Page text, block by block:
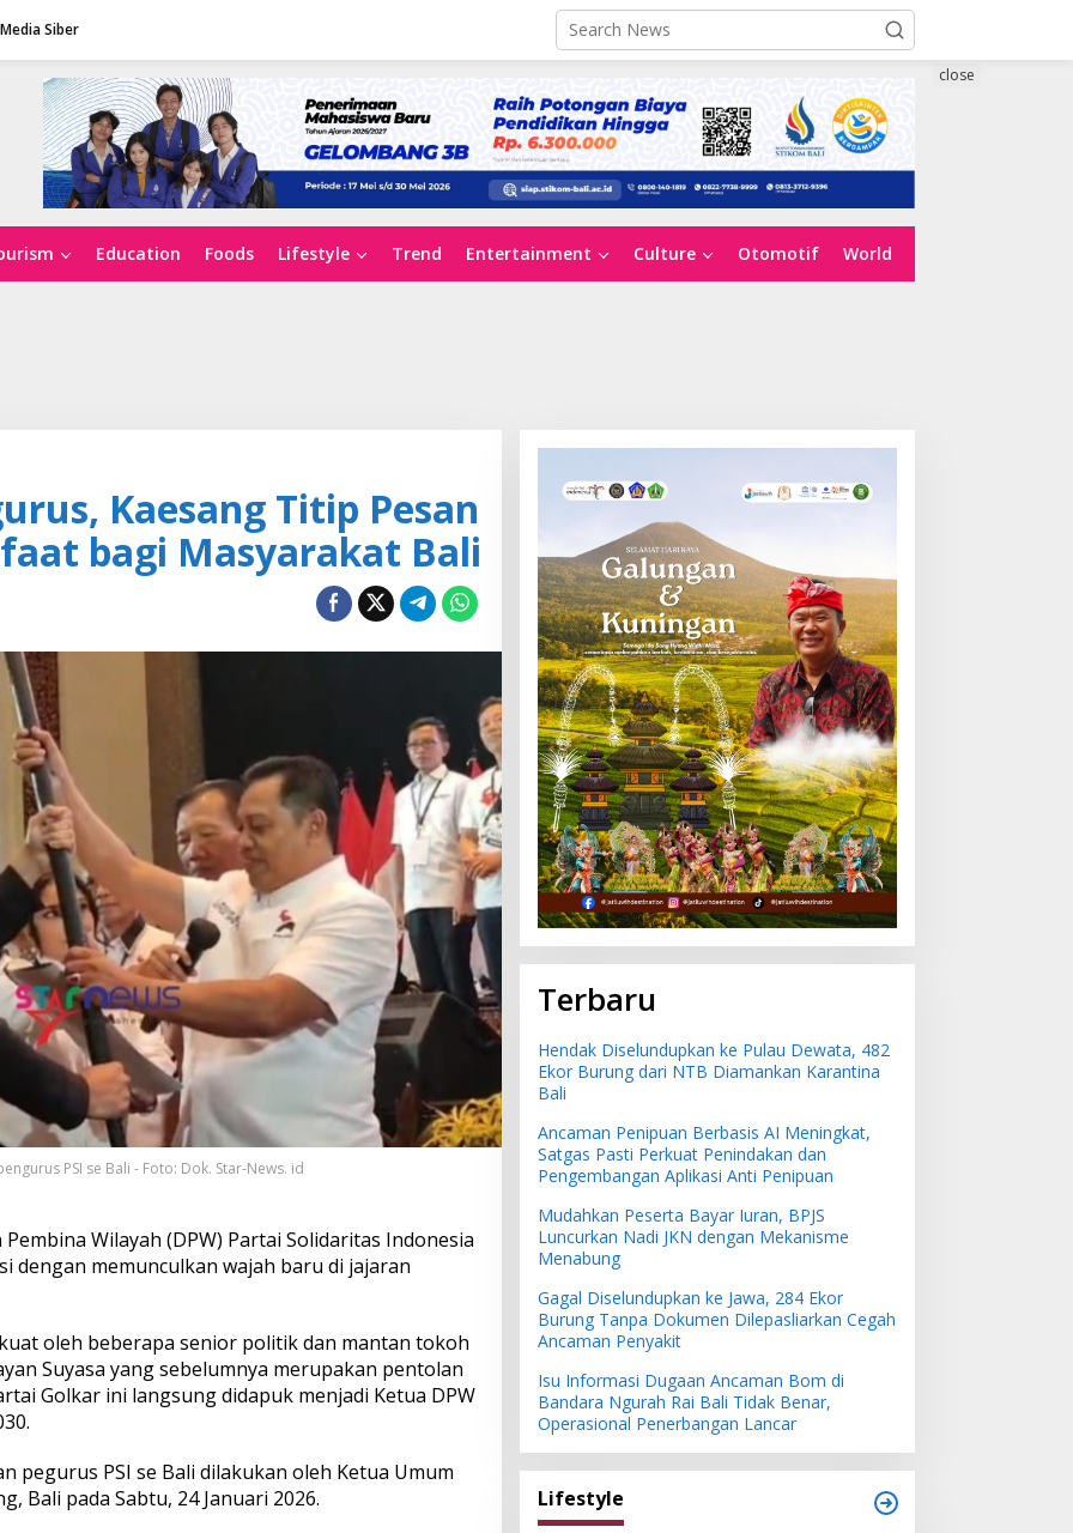
Siber
Education Foods Lifestyle Trend Entertainment Culture Otomotif World
close
Kaesang Titip Pesan
bagi Masyarakat Bali
PSI se Bali - Foto: Dok. Star-News. id
Wilayah (DPW) Partai Solidaritas Indonesia
dengan memunculkan wajah baru di jajaran
oleh beberapa senior politik dan mantan tokoh
Suyasa yang sebelumnya merupakan pentolan
Golkar ini langsung didapuk menjadi Ketua DPW
pegurus PSI se Bali dilakukan oleh Ketua Umum
Bali pada Sabtu, 24 Januari 2026.
Terbaru
Hendak Diselundupkan ke Pulau Dewata, 482
Ekor Burung dari NTB Diamankan Karantina
Bali
Ancaman Penipuan Berbasis AI Meningkat,
Satgas Pasti Perkuat Penindakan dan
Pengembangan Aplikasi Anti Penipuan
Mudahkan Peserta Bayar Iuran, BPJS
Luncurkan Nadi JKN dengan Mekanisme
Menabung
Gagal Diselundupkan ke Jawa, 284 Ekor
Burung Tanpa Dokumen Dilepasliarkan Cegah
Ancaman Penyakit
Isu Informasi Dugaan Ancaman Bom di
Bandara Ngurah Rai Bali Tidak Benar,
Operasional Penerbangan Lancar
Lifestyle